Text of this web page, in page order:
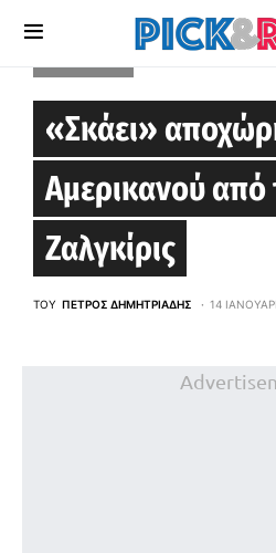
«Σκάει»
Αμερικανού από
Ζαλγκίρις
ΤΟΥ ΠΈΤΡΟΣ ΔΗΜΗΤΡΙΆΔΗΣ 14